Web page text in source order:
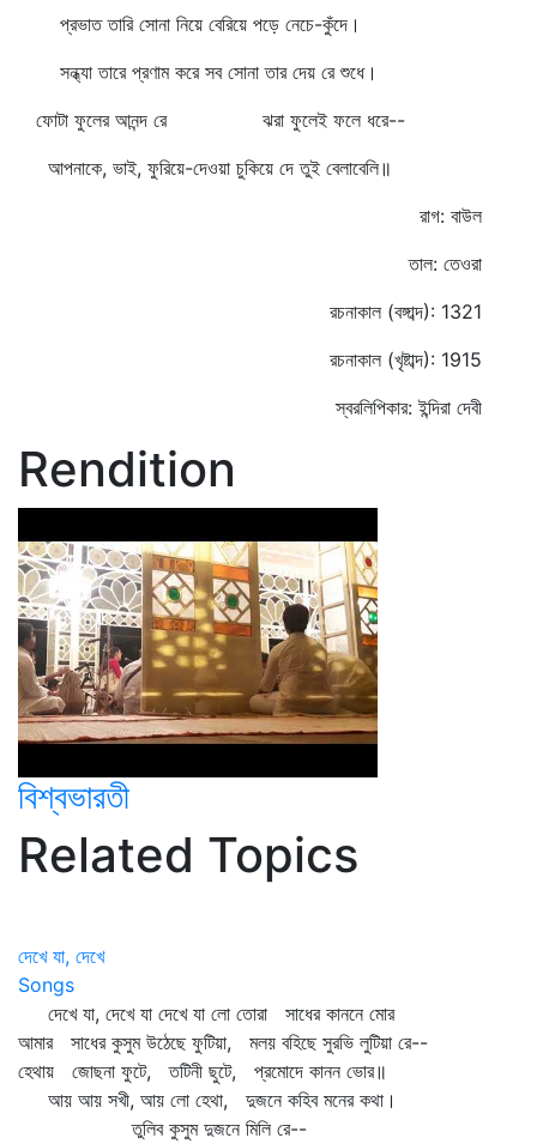
প্রভাত তারি সোনা নিয়ে বেরিয়ে পড়ে নেচে-কুঁদে।
সন্ধ্যা তারে প্রণাম করে সব সোনা তার দেয় রে শুধে।
ফোটা ফুলের আনন্দ রে ঝরা ফুলেই ফলে ধরে--
আপনাকে, ভাই, ফুরিয়ে-দেওয়া চুকিয়ে দে তুই বেলাবেলি॥
রাগ: বাউল
তাল: তেওরা
রচনাকাল (বঙ্গাব্দ): 1321
রচনাকাল (খৃষ্টাব্দ): 1915
স্বরলিপিকার: ইন্দিরা দেবী
Rendition
বিশ্বভারতী
Related Topics
দেখে যা, দেখে
Songs
দেখে যা, দেখে যা দেখে যা লো তোরা সাধের কাননে মোর
আমার সাধের কুসুম উঠেছে ফুটিয়া, মলয় বহিছে সুরভি লুটিয়া রে--
হেথায় জোছনা ফুটে, তটিনী ছুটে, প্রমোদে কানন ভোর॥
আয় আয় সখী, আয় লো হেথা, দুজনে কহিব মনের কথা।
তুলিব কুসুম দুজনে মিলি রে--